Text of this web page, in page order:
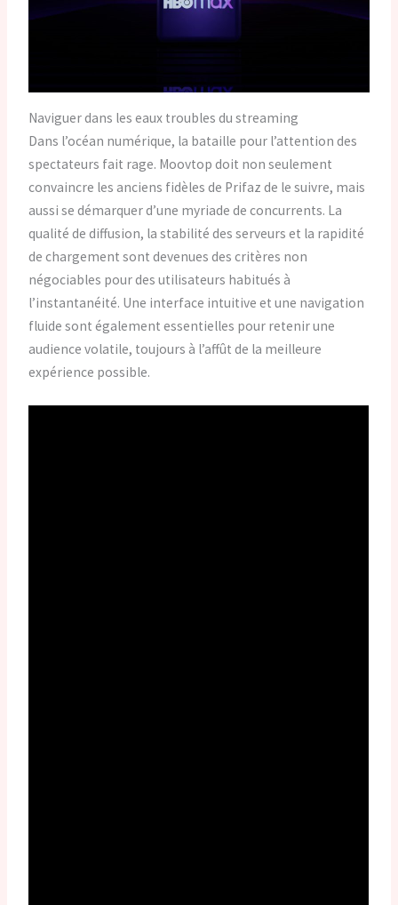
Naviguer dans les eaux troubles du streaming
Dans l’océan numérique, la bataille pour l’attention des
spectateurs fait rage. Moovtop doit non seulement
convaincre les anciens fidèles de Prifaz de le suivre, mais
aussi se démarquer d’une myriade de concurrents. La
qualité de diffusion, la stabilité des serveurs et la rapidité
de chargement sont devenues des critères non
négociables pour des utilisateurs habitués à
l’instantanéité. Une interface intuitive et une navigation
fluide sont également essentielles pour retenir une
audience volatile, toujours à l’affût de la meilleure
expérience possible.